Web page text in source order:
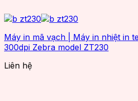
Máy in mã vạch | Máy in nhiệt in
300dpi Zebra model ZT230
Liên hệ